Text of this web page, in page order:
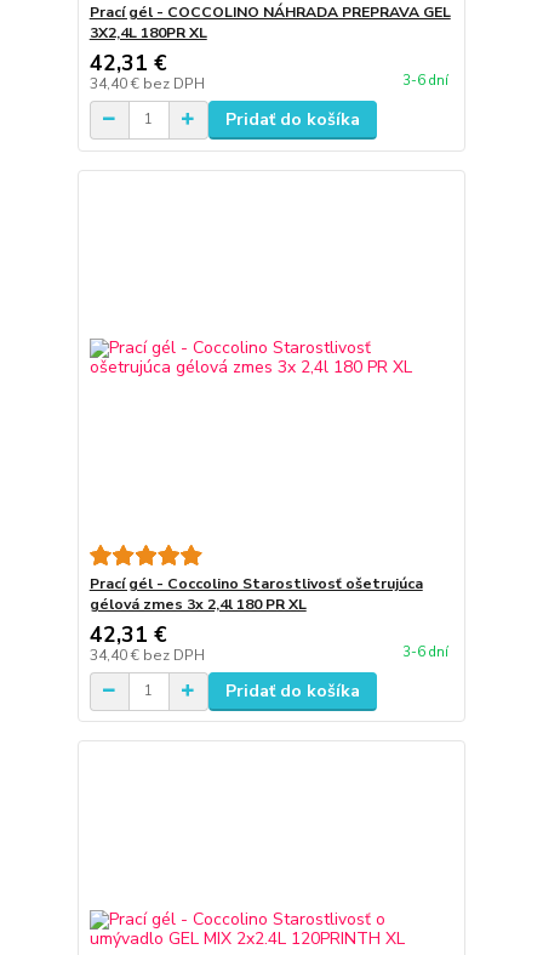
Prací gél - COCCOLINO NÁHRADA PREPRAVA GEL
3X2,4L 180PR XL
42,31 €
34,40 € bez DPH 3-6 dní
Pridať do košíka
Prací gél - Coccolino Starostlivosť ošetrujúca
gélová zmes 3x 2,4l 180 PR XL
42,31 €
34,40 € bez DPH 3-6 dní
Pridať do košíka